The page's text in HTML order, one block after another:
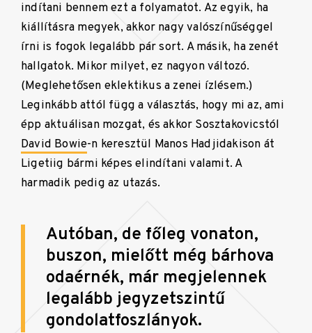
indítani bennem ezt a folyamatot. Az egyik, ha
kiállításra megyek, akkor nagy valószínűséggel
írni is fogok legalább pár sort. A másik, ha zenét
hallgatok. Mikor milyet, ez nagyon változó.
(Meglehetősen eklektikus a zenei ízlésem.)
Leginkább attól függ a választás, hogy mi az, ami
épp aktuálisan mozgat, és akkor Sosztakovicstól
David Bowie-n keresztül Manos Hadjidakison át
Ligetiig bármi képes elindítani valamit. A
harmadik pedig az utazás.
Autóban, de főleg vonaton,
buszon, mielőtt még bárhova
odaérnék, már megjelennek
legalább jegyzetszintű
gondolatfoszlányok.